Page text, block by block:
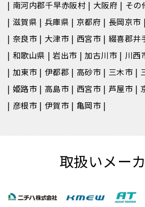
南河内郡千早赤阪村
大阪府
その
滋賀県
兵庫県 京都府 長岡京市
奈良市
大津市 西宮市 綴喜郡井
和歌山県
岩出市 加古川市 川西
加東市
伊都郡 高砂市 三木市
姫路市
高島市 西宮市 芦屋市
彦根市
伊賀市 亀岡市
取扱いメー